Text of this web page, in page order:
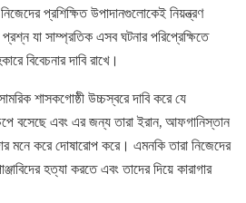
প্রশিক্ষিত উপাদানগুলোকেই নিয়ন্ত্রণ
যা সাম্প্রতিক এসব ঘটনার পরিপ্রেক্ষিতে
বিবেচনার দাবি রাখে।
শাসকগোষ্ঠী উচ্চস্বরে দাবি করে যে
বসেছে এবং এর জন্য তারা ইরান, আফগানিস্তান
মনে করে দোষারোপ করে। এমনকি তারা নিজেদের
হত্যা করতে এবং তাদের দিয়ে কারাগার